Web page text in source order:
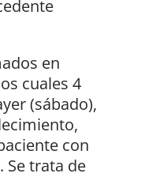
en
cuales 4
(sábado),
con
Se trata de